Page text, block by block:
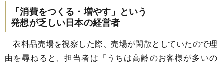
「消費をつくる・増やす」という
発想が乏しい日本の経営者
衣料品売場を視察した際、売場が閑散としていたので理
由を尋ねると、担当者は「うちは高齢のお客様が多いの